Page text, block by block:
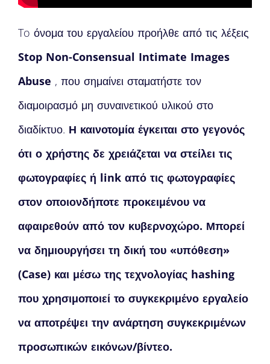
To όνομα του εργαλείου προήλθε από τις λέξεις
Stop Non-Consensual Intimate Images
Abuse , που σημαίνει σταματήστε τον
διαμοιρασμό μη συναινετικού υλικού στο
διαδίκτυο. Η καινοτομία έγκειται στο γεγονός
ότι ο χρήστης δε χρειάζεται να στείλει τις
φωτογραφίες ή link από τις φωτογραφίες
στον οποιονδήποτε προκειμένου να
αφαιρεθούν από τον κυβερνοχώρο. Μπορεί
να δημιουργήσει τη δική του «υπόθεση»
(Case) και μέσω της τεχνολογίας hashing
που χρησιμοποιεί το συγκεκριμένο εργαλείο
να αποτρέψει την ανάρτηση συγκεκριμένων
προσωπικών εικόνων/βίντεο.